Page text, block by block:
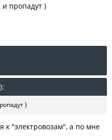
пропадут )
)
к "электровозам", а по мне